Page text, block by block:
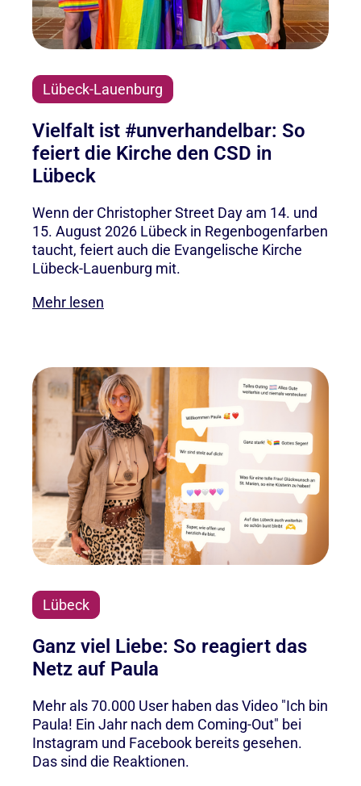
Lübeck-Lauenburg
Vielfalt ist #unverhandelbar: So
feiert die Kirche den CSD in
Lübeck
Wenn der Christopher Street Day am 14. und
15. August 2026 Lübeck in Regenbogenfarben
taucht, feiert auch die Evangelische Kirche
Lübeck-Lauenburg mit.
Mehr lesen
Lübeck
Ganz viel Liebe: So reagiert das
Netz auf Paula
Mehr als 70.000 User haben das Video "Ich bin
Paula! Ein Jahr nach dem Coming-Out" bei
Instagram und Facebook bereits gesehen.
Das sind die Reaktionen.